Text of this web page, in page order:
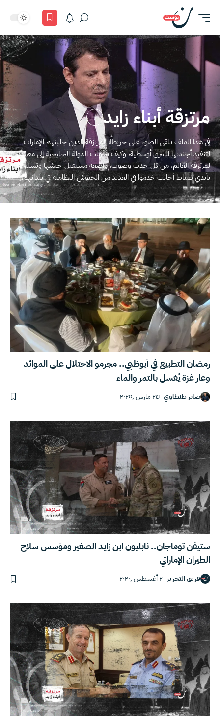
مرتزقة أبناء زايد
في هذا الملف نلقي الضوء على خريطة المرتزقة الذين جلبتهم الإمارات
لتنفيذ أجندتها الشرق أوسطية، وكيف تحولت الدولة الخليجية إلى معسكر
لمرتزقة العالم، من كل حدب وصوب، واضعة مستقبل جيشها وتسليحه
بأيدي ضباط أجانب خدموا في العديد من الجيوش النظامية في بلدانهم.
رمضان التطبيع في أبوظبي.. مجرمو الاحتلال على الموائد
وعار غزة يُغسل بالتمر والماء
صابر طنطاوي ٢٤ مارس ,٢٠٢٥
ستيفن توماجان.. نابليون ابن زايد الصغير ومؤسس سلاح
الطيران الإماراتي
فريق التحرير ٢ أغسطس ,٢٠٢٠